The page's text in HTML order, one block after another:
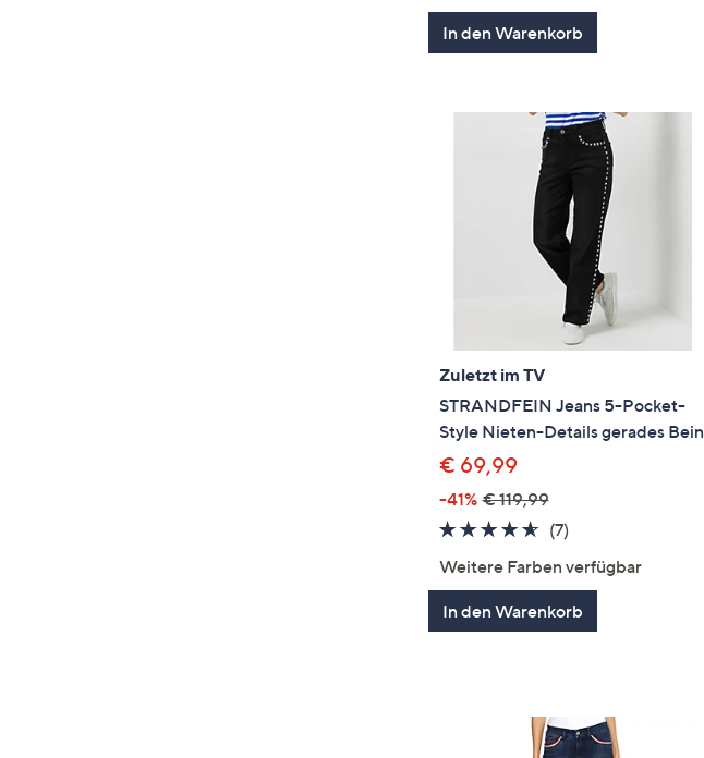
von
5
Bewertungen
In den Warenkorb
Zuletzt im TV
STRANDFEIN Jeans 5-Pocket-
Style Nieten-Details gerades Bein
€ 69,99
-41% € 119,99
4.6
(7)7
Weitere Farben verfügbar
In den Warenkorb